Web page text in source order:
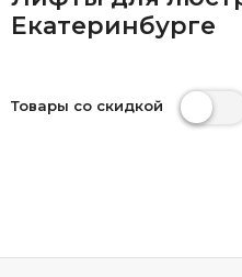
Екатеринбурге
Товары со скидкой